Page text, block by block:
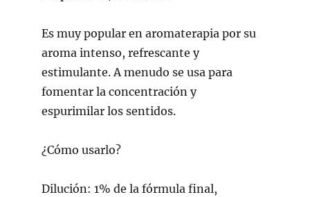
Es muy popular en aromaterapia por su
aroma intenso, refrescante y
estimulante. A menudo se usa para
fomentar la concentración y
espurimilar los sentidos.
¿Cómo usarlo?
Dilución: 1% de la fórmula final,